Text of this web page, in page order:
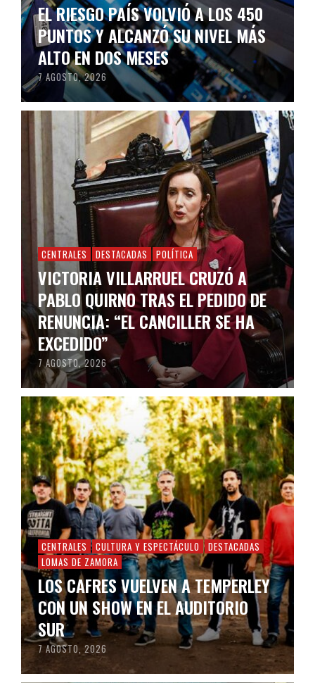
EL RIESGO PAÍS VOLVIÓ A LOS 450
PUNTOS Y ALCANZÓ SU NIVEL MÁS
ALTO EN DOS MESES
7 AGOSTO, 2026
CENTRALES DESTACADAS POLÍTICA
VICTORIA VILLARRUEL CRUZÓ A
PABLO QUIRNO TRAS EL PEDIDO DE
RENUNCIA: “EL CANCILLER SE HA
EXCEDIDO”
7 AGOSTO, 2026
CENTRALES CULTURA Y ESPECTÁCULO
DESTACADAS
LOMAS DE ZAMORA
LOS CAFRES VUELVEN A TEMPERLEY
CON UN SHOW EN EL AUDITORIO
SUR
7 AGOSTO, 2026